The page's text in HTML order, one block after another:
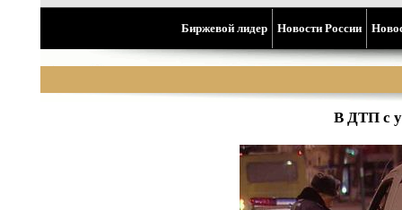
Биржевой лидер Новости России
В ДТП с